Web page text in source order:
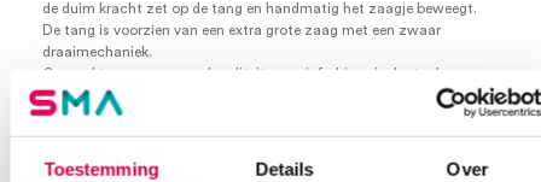
Toestemming Details Over
de duim kracht zet op de tang en handmatig het zaagje beweegt.
De tang is voorzien van een extra grote zaag met een zwaar
draaimechaniek.
Gemaakt van een zware kwaliteit massief chirurgisch staal.
Deze ringzaagtang heeft een lengte van 17 cm.